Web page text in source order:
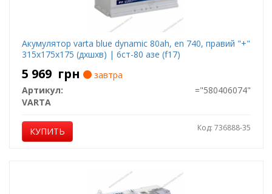
Акумулятор varta blue dynamic 80ah, en 740, правий "+"
315x175x175 (дхшхв) | 6ст-80 азе (f17)
5 969 грн
завтра
Артикул:
="580406074"
VARTA
КУПИТЬ Код: 736888-35